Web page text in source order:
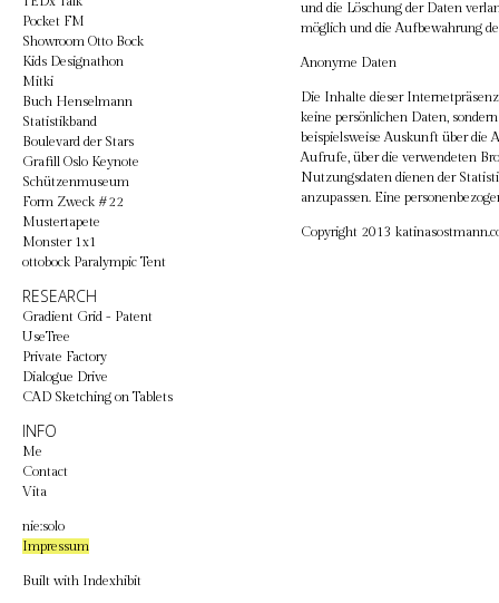
Pocket FM
Showroom Otto Bock
Kids Designathon
Mitki
Buch Henselmann
Statistikband
Boulevard der Stars
Grafill Oslo Keynote
Schützenmuseum
Form Zweck #22
Mustertapete
Monster 1x1
ottobock Paralympic Tent
RESEARCH
Gradient Grid - Patent
UseTree
Private Factory
Dialogue Drive
CAD Sketching on Tablets
INFO
Me
Contact
Vita
nie:solo
Impressum
Built with Indexhibit
und die Löschung der Daten
möglich und die Aufbewahrung
Anonyme Daten
Die Inhalte dieser
keine persönlichen Daten,
beispielsweise Auskunft über die
Aufrufe, über die verwendeten
Nutzungsdaten dienen der
anzupassen. Eine
Copyright 2013